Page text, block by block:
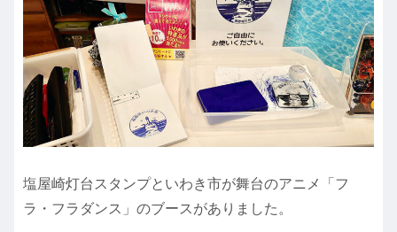
塩屋崎灯台スタンプといわき市が舞台のアニメ「フ
ラ・フラダンス」のブースがありました。